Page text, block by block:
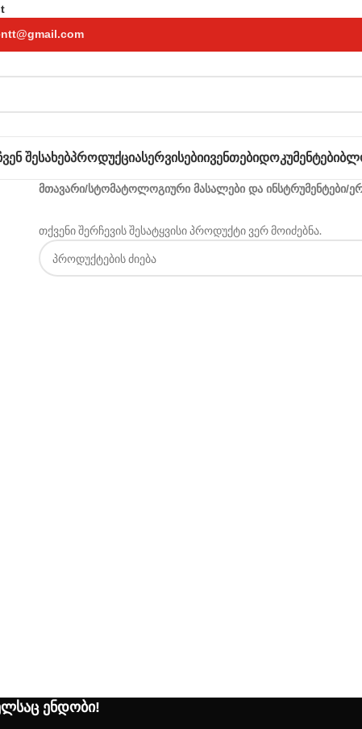
ᲨᲔᲡᲐᲮᲔᲑᲞᲠᲝᲓᲣᲥᲪᲘᲐᲡᲔᲠᲕᲘᲡᲔᲑᲘᲘᲕᲔᲜᲗᲔᲑᲘᲓᲝᲙᲣᲛᲔᲜᲢᲔᲑᲘ
მთავარი/სტომატოლოგიური მასალები და ინსტრუმენტები/
თქვენი შერჩევის შესატყვისი პროდუქტი ვერ მოიძებნა.
ენდობი!